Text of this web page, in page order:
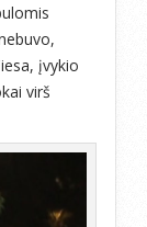
įvykio
virš